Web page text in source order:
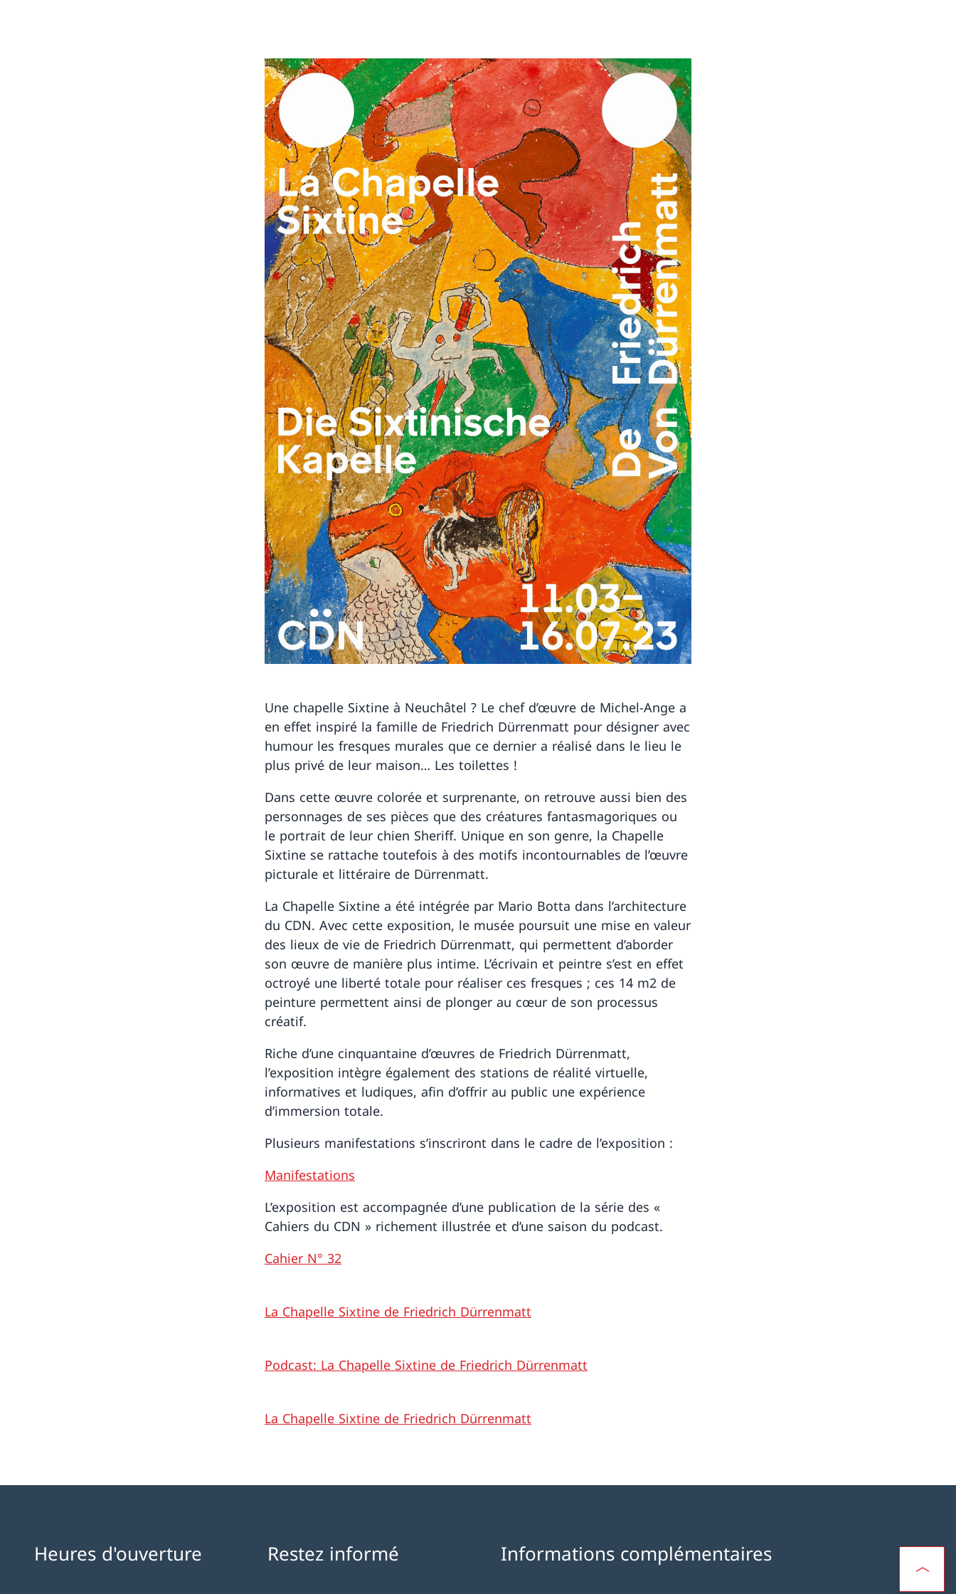
Une chapelle Sixtine à Neuchâtel ? Le chef d’œuvre de Michel-Ange a
en effet inspiré la famille de Friedrich Dürrenmatt pour désigner avec
humour les fresques murales que ce dernier a réalisé dans le lieu le
plus privé de leur maison… Les toilettes !
Dans cette œuvre colorée et surprenante, on retrouve aussi bien des
personnages de ses pièces que des créatures fantasmagoriques ou
le portrait de leur chien Sheriff. Unique en son genre, la Chapelle
Sixtine se rattache toutefois à des motifs incontournables de l’œuvre
picturale et littéraire de Dürrenmatt.
La Chapelle Sixtine a été intégrée par Mario Botta dans l’architecture
du CDN. Avec cette exposition, le musée poursuit une mise en valeur
des lieux de vie de Friedrich Dürrenmatt, qui permettent d’aborder
son œuvre de manière plus intime. L’écrivain et peintre s’est en effet
octroyé une liberté totale pour réaliser ces fresques ; ces 14 m2 de
peinture permettent ainsi de plonger au cœur de son processus
créatif.
Riche d’une cinquantaine d’œuvres de Friedrich Dürrenmatt,
l’exposition intègre également des stations de réalité virtuelle,
informatives et ludiques, afin d’offrir au public une expérience
d’immersion totale.
Plusieurs manifestations s’inscriront dans le cadre de l’exposition :
Manifestations
L’exposition est accompagnée d’une publication de la série des «
Cahiers du CDN » richement illustrée et d’une saison du podcast.
Cahier N° 32
La Chapelle Sixtine de Friedrich Dürrenmatt
Podcast: La Chapelle Sixtine de Friedrich Dürrenmatt
La Chapelle Sixtine de Friedrich Dürrenmatt
Heures d'ouverture Restez informé Informations complémentaires